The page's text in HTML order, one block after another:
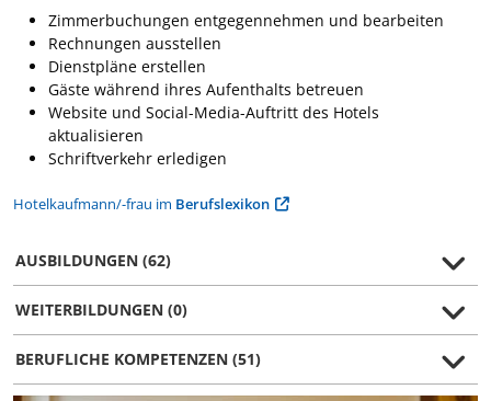
Zimmerbuchungen entgegennehmen und bearbeiten
Rechnungen ausstellen
Dienstpläne erstellen
Gäste während ihres Aufenthalts betreuen
Website und Social-Media-Auftritt des Hotels
aktualisieren
Schriftverkehr erledigen
Hotelkaufmann/-frau im Berufslexikon
AUSBILDUNGEN (62)
WEITERBILDUNGEN (0)
BERUFLICHE KOMPETENZEN (51)